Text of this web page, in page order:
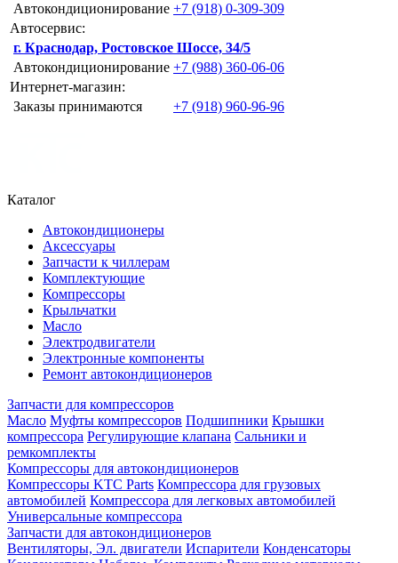
Автокондиционирование +7 (918) 0-309-309
Автосервис:
г. Краснодар, Ростовское Шоссе, 34/5
Автокондиционирование +7 (988) 360-06-06
Интернет-магазин:
Заказы принимаются
+7 (918) 960-96-96
Каталог
Автокондиционеры
Аксессуары
Запчасти к чиллерам
Комплектующие
Компрессоры
Крыльчатки
Масло
Электродвигатели
Электронные компоненты
Ремонт автокондиционеров
Запчасти для компрессоров
Масло Муфты компрессоров Подшипники Крышки
компрессора Регулирующие клапана Сальники и
ремкомплекты
Компрессоры для автокондиционеров
Компрессоры KTC Parts Компрессора для грузовых
автомобилей Компрессора для легковых автомобилей
Универсальные компрессора
Запчасти для автокондиционеров
Вентиляторы, Эл. двигатели Испарители Конденсаторы